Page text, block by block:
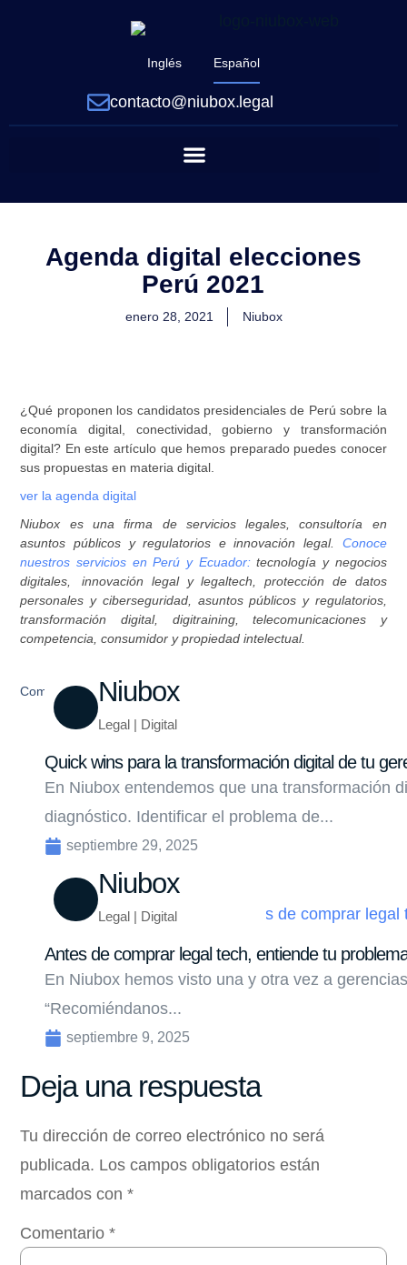
contacto@niubox.legal
Inglés Español
Agenda digital elecciones
Perú 2021
enero 28, 2021 Niubox
¿Qué proponen los candidatos presidenciales de Perú sobre la
economía digital, conectividad, gobierno y transformación
digital? En este artículo que hemos preparado puedes conocer
sus propuestas en materia digital.
ver la agenda digital
Niubox es una firma de servicios legales, consultoría en
asuntos públicos y regulatorios e innovación legal. Conoce
nuestros servicios en Perú y Ecuador:tecnología y negocios
digitales, innovación legal y legaltech, protección de datos
personales y ciberseguridad, asuntos públicos y regulatorios,
transformación digital, digitraining, telecomunicaciones y
competencia, consumidor y propiedad intelectual.
Compartir Niubox
Legal | Digital
Quick wins para la transformación digital de tu
En Niubox entendemos que una transformación
diagnóstico. Identificar el problema de...
septiembre 29, 2025
Niubox
Legal | Digital
Antes de comprar legal tech, entiende tu
En Niubox hemos visto una y otra vez a
“Recomiéndanos...
septiembre 9, 2025
Deja una respuesta
Tu dirección de correo electrónico no será
publicada. Los campos obligatorios están
marcados con*
Comentario*